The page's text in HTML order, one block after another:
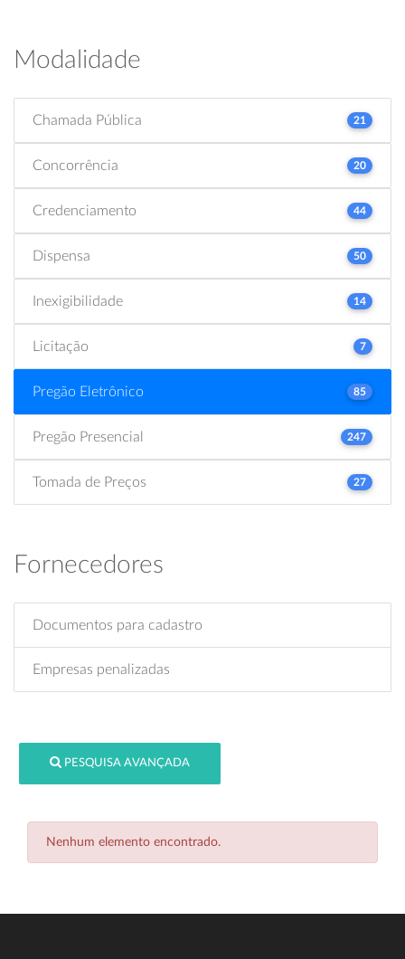
Modalidade
Chamada Pública 21
Concorrência 20
Credenciamento 44
Dispensa 50
Inexigibilidade 14
Licitação 7
Pregão Eletrônico 85
Pregão Presencial 247
Tomada de Preços 27
Fornecedores
Documentos para cadastro
Empresas penalizadas
PESQUISA AVANÇADA
Nenhum elemento encontrado.